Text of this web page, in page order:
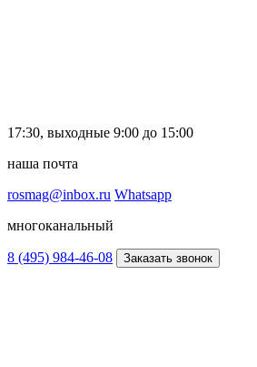
17:30, выходные 9:00 до 15:00
наша почта
rosmag@inbox.ru Whatsapp
многоканальный
8 (495) 984-46-08 Заказать звонок